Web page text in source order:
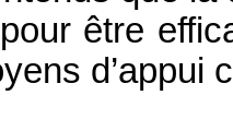
être
d’appui